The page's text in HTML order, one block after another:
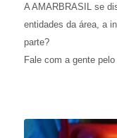
A AMARBRASIL se
entidades da área, a
parte?
Fale com a gente